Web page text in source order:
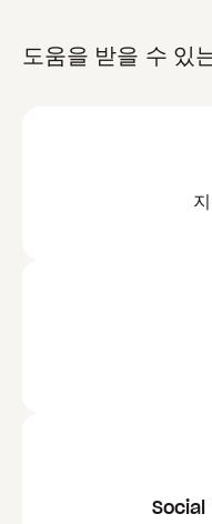
도움을 받을 수 있